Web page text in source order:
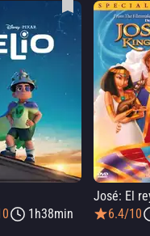
1h38min
6.4/10